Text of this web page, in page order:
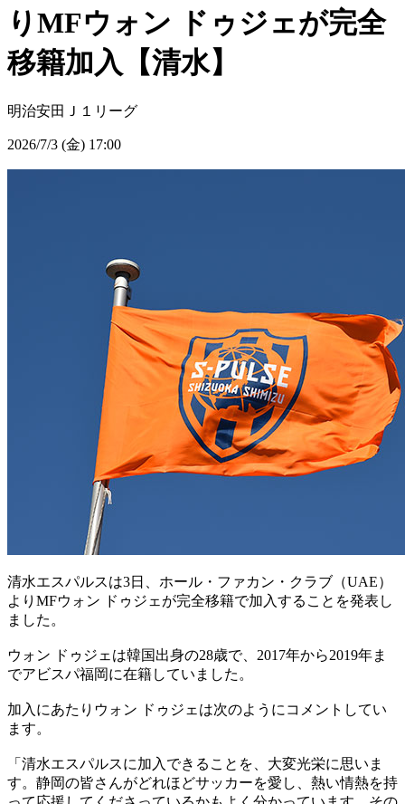
りMFウォン ドゥジェが完全
移籍加入【清水】
明治安田Ｊ１リーグ
2026/7/3 (金) 17:00
清水エスパルスは3日、ホール・ファカン・クラブ（UAE）
よりMFウォン ドゥジェが完全移籍で加入することを発表し
ました。
ウォン ドゥジェは韓国出身の28歳で、2017年から2019年ま
でアビスパ福岡に在籍していました。
加入にあたりウォン ドゥジェは次のようにコメントしてい
ます。
「清水エスパルスに加入できることを、大変光栄に思いま
す。静岡の皆さんがどれほどサッカーを愛し、熱い情熱を持